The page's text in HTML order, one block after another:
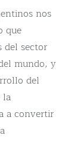
nos
que
del sector
mundo, y
del
la
a convertir